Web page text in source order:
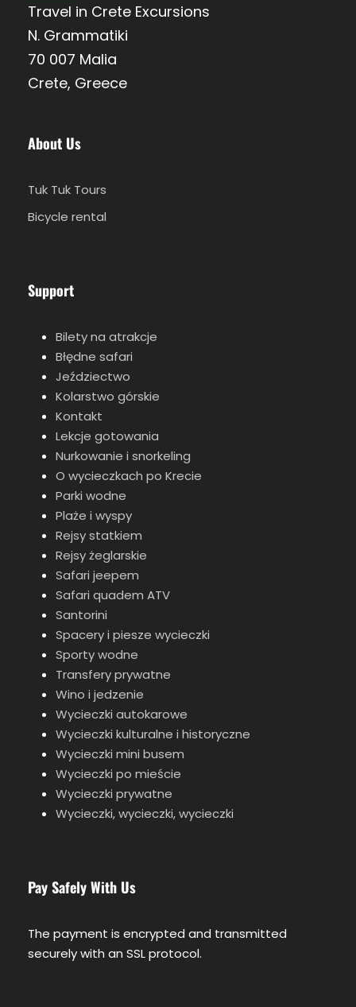
Travel in Crete Excursions
N. Grammatiki
70 007 Malia
Crete, Greece
About Us
Tuk Tuk Tours
Bicycle rental
Support
Bilety na atrakcje
Błędne safari
Jeździectwo
Kolarstwo górskie
Kontakt
Lekcje gotowania
Nurkowanie i snorkeling
O wycieczkach po Krecie
Parki wodne
Plaże i wyspy
Rejsy statkiem
Rejsy żeglarskie
Safari jeepem
Safari quadem ATV
Santorini
Spacery i piesze wycieczki
Sporty wodne
Transfery prywatne
Wino i jedzenie
Wycieczki autokarowe
Wycieczki kulturalne i historyczne
Wycieczki mini busem
Wycieczki po mieście
Wycieczki prywatne
Wycieczki, wycieczki, wycieczki
Pay Safely With Us
The payment is encrypted and transmitted
securely with an SSL protocol.